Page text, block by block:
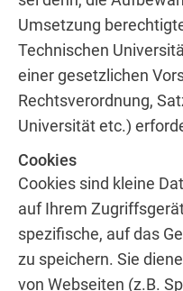
Umsetzung
Technischen
einer gesetzlichen
Rechtsverordnung,
Universität etc.)
Cookies
Cookies sind kleine
auf Ihrem
spezifische, auf das
zu speichern. Sie
von Webseiten (z.B.